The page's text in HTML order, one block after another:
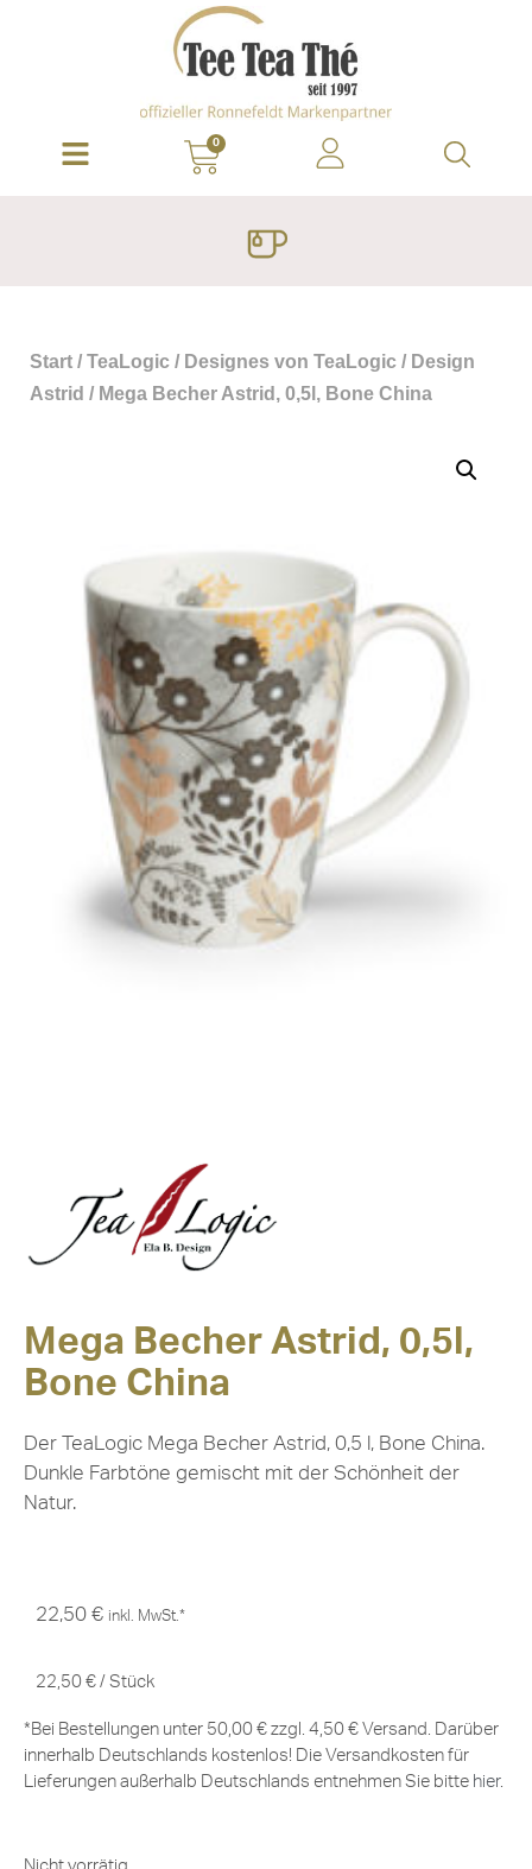
0
Start / TeaLogic / Designes von TeaLogic / Design
Astrid / Mega Becher Astrid, 0,5l, Bone China
Mega Becher Astrid, 0,5l,
Bone China
Der TeaLogic Mega Becher Astrid, 0,5 l, Bone China.
Dunkle Farbtöne gemischt mit der Schönheit der
Natur.
22,50 € inkl. MwSt.*
22,50 € / Stück
*Bei Bestellungen unter 50,00 € zzgl. 4,50 € Versand. Darüber
innerhalb Deutschlands kostenlos! Die Versandkosten für
Lieferungen außerhalb Deutschlands entnehmen Sie bitte hier.